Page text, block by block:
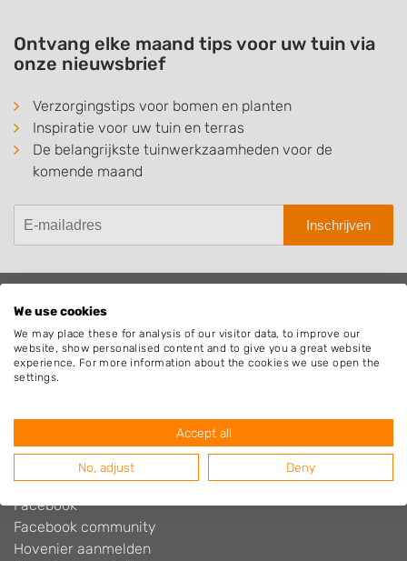
Ontvang elke maand tips voor uw tuin via
onze nieuwsbrief
Verzorgingstips voor bomen en planten
Inspiratie voor uw tuin en terras
De belangrijkste tuinwerkzaamheden voor de
komende maand
Inschrijven
Hovenier.nl
Adverteren
Algemene voorwaarden
Blog
Cookiebeleid
Disclaimer
Facebook
Facebook community
Hovenier aanmelden
We use cookies
We may place these for analysis of our visitor data, to improve our
website, show personalised content and to give you a great website
experience. For more information about the cookies we use open the
settings.
Accept all
No, adjust Deny